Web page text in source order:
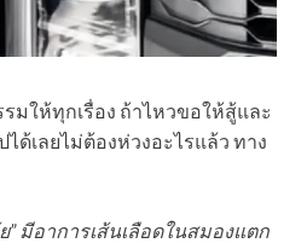
มให้ทุกเรื่อง ถ้าไหวขอให้สู้และ
ด้เลยไม่ต้องห่วงอะไรแล้ว ทาง
ย” มีอาการเส้นเลือดในสมองแตก